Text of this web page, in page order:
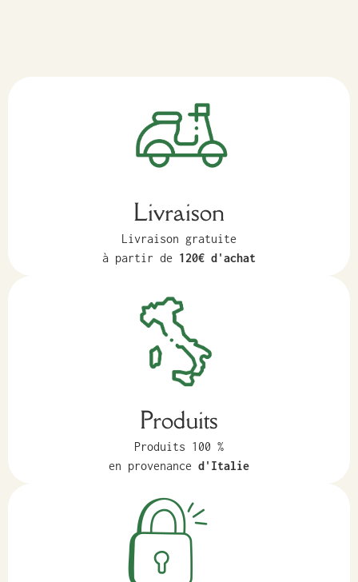
Livraison
Livraison gratuite
à partir de 120€ d'achat
Produits
Produits 100 %
en provenance d'Italie